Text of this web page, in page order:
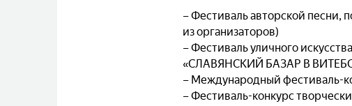
– Фестиваль авторской
из организаторов)
– Фестиваль уличного
«СЛАВЯНСКИЙ БАЗАР В
– Международный фестиваль-
– Фестиваль-конкурс